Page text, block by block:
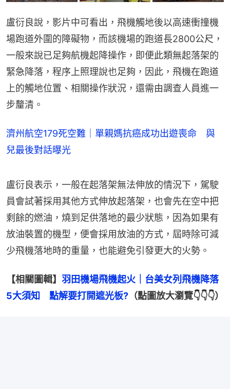
盧衍良說，影片中可看出，飛機觸地後以高速衝撞機
場跑道外圍的障礙物，而該機場的跑道長2800公尺，
一般來說已足夠航機起降操作，即便此類無起落架的
緊急降落，程序上照理說也足夠，因此，飛機在跑道
上的觸地位置、相關操作狀況，還需由調查人員進一
步釐清。
濟州航空179死空難｜單親媽抗癌成功出遊喪命 與
兒最後對話曝光
盧衍良表示，一般在起落架無法伸放的情況下，駕駛
員會試著採用其他方式伸放起落架，也會先在空中把
剩餘的燃油，燒到足供落地的最少狀態，因為如果有
放油裝置的機型，便會採用放油的方式，屆時除可減
少飛機落地時的重量，也能避免引發更大的火勢。
【相關圖輯】 羽田機場飛機起火｜台美女列飛機降落
5大須知　點解要打開遮光板? （點圖放大瀏覽👇👇👇）